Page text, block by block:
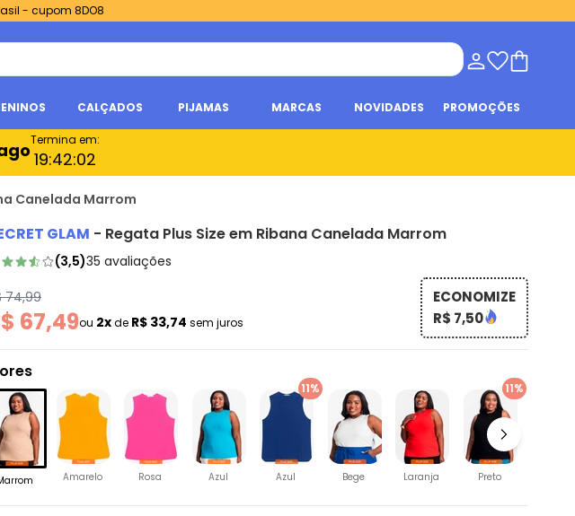
- cupom 8DO8
CALÇADOS PIJAMAS MARCAS NOVIDADES PROMOÇÕES
Termina em:
19:42:01
Canelada Marrom
GLAM - Regata Plus Size em Ribana Canelada Marrom
(3,5)35 avaliações
74,99
67,49ou 2xde R$ 33,74 sem juros
ECONOMIZE
R$ 7,50
Amarelo Rosa Azul
11%
Azul Bege Laranja
11%
Preto